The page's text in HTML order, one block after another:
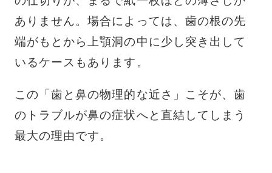
ありません。場合によっては、歯の根の先
端がもとから上顎洞の中に少し突き出して
いるケースもあります。
この「歯と鼻の物理的な近さ」こそが、歯
のトラブルが鼻の症状へと直結してしまう
最大の理由です。